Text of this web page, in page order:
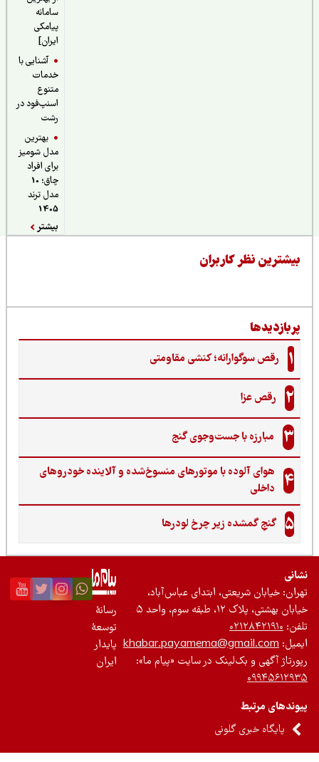
سامانه
پیامکی
آشنایی با
خدمات
اسنپ‌فود در
بهترین
مدل شومیز
برای افراد
چاق؛ 10
مدل ترند
نظر کاربران
رقص سوگوارانه؛ کنشی مقاومتی
رقص عزا
مبارزه با جست‌وجوی گنج‌
هوای آلوده با موتورهای منسوخ‌شده و آلاینده خودروهای
داخلی
گنجِ گمشده زیر چرخ لودرها
خیابان شریعتی، ابتدای عباس‌آباد،
بهشتی، پلاک ۱۲، طبقه سوم، واحد ۵
۰۲۱۲۸۴۲۱۹۱۰
khabar.payamema@gmail.com
آگهی و بک‌لینک در سایت «پیام ما»:
مرتبط
پایگاه خبری گلونی
رسانۀ
توسعۀ
پایدار
ایران